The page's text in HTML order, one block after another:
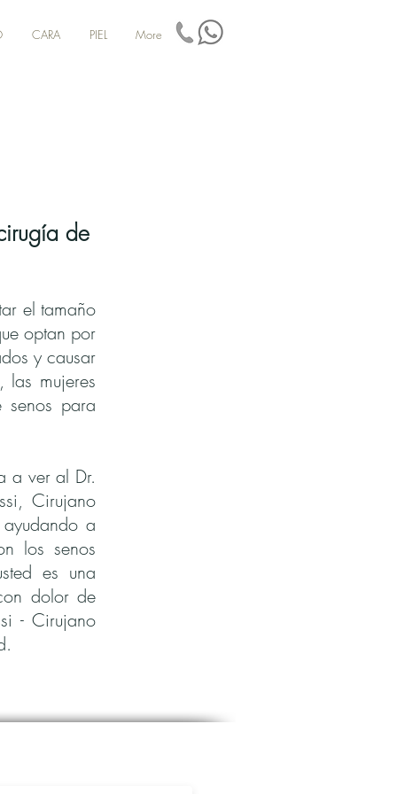
CARA PIEL More
de
el tamaño
optan por
​​y causar
mujeres
senos para
a ver al Dr.
Cirujano
a
los senos
es una
dolor de
- Cirujano